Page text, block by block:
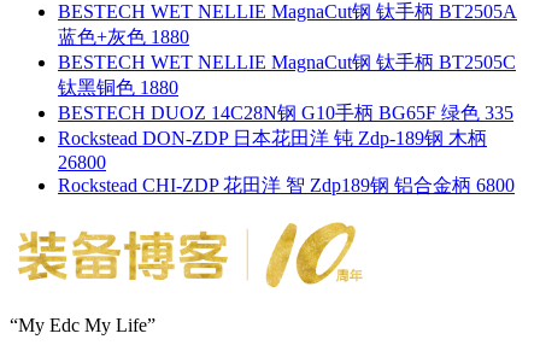
BESTECH WET NELLIE MagnaCut钢 钛手柄 BT2505A
蓝色+灰色 1880
BESTECH WET NELLIE MagnaCut钢 钛手柄 BT2505C
钛黑铜色 1880
BESTECH DUOZ 14C28N钢 G10手柄 BG65F 绿色 335
Rockstead DON-ZDP 日本花田洋 钝 Zdp-189钢 木柄
26800
Rockstead CHI-ZDP 花田洋 智 Zdp189钢 铝合金柄 6800
“My Edc My Life”